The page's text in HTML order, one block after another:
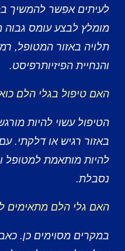
לעיתים אפשר להמשיך
מומלץ לבצע עומס
תלויה באזור המטופל,
והנחיית הפיזיותרפיסט.
האם טיפול בגלי הלם
הטיפול עשוי להיות
באזור רגיש או דלקתי.
להיות מותאמת למטופל
נסבלת.
האם גלי הלם מתאימים
במקרים מסוימים כן.